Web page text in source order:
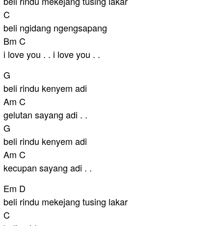
C
beli ngidang ngengsapang
Bm C
i love you . . i love you . .
G
beli rindu kenyem adi
Am C
gelutan sayang adi . .
G
beli rindu kenyem adi
Am C
kecupan sayang adi . .
Em D
beli rindu mekejang tusing lakar
C